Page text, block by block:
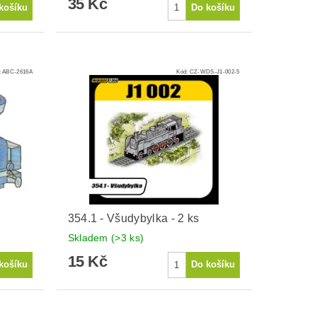
35 Kč
ABC-2616A Kód: CZ-WDS-J1-002-5
354.1 - Všudybylka - 2 ks
Skladem(>3 ks)
15 Kč